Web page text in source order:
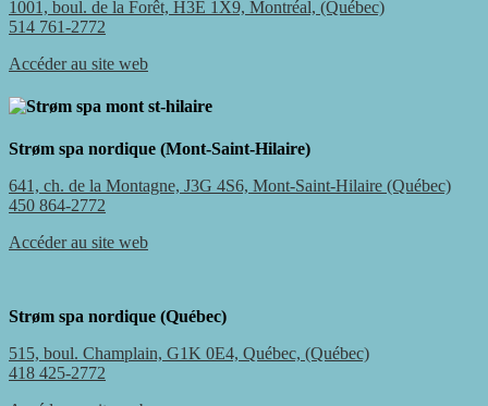
1001, boul. de la Forêt, H3E 1X9, Montréal, (Québec)
514 761-2772
Accéder au site web
Strøm spa nordique (Mont-Saint-Hilaire)
641, ch. de la Montagne, J3G 4S6, Mont-Saint-Hilaire (Québec)
450 864-2772
Accéder au site web
Strøm spa nordique (Québec)
515, boul. Champlain, G1K 0E4, Québec, (Québec)
418 425-2772